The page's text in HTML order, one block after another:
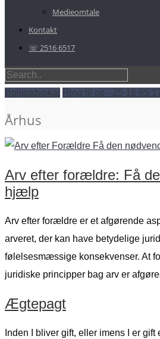
Medieomtale
Kontakt
☏ 2516 6517
Boligadvokat Ring til os - 25 16 65
Århus
Arv efter forældre: Få
hjælp
Arv efter forældre er et afgørende
arveret, der kan have betydelige
følelsesmæssige konsekvenser. At
juridiske principper bag arv er
Ægtepagt
Inden I bliver gift, eller imens I er gift